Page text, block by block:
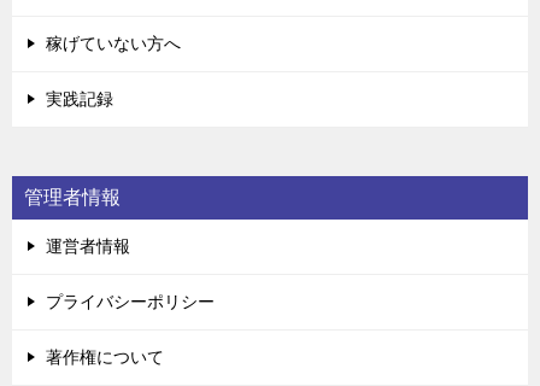
稼げていない方へ
実践記録
管理者情報
運営者情報
プライバシーポリシー
著作権について